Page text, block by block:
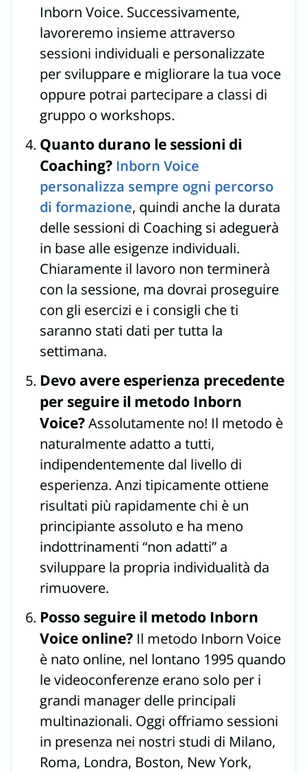
Inborn Voice. Successivamente,
lavoreremo insieme attraverso
sessioni individuali e personalizzate
per sviluppare e migliorare la tua voce
oppure potrai partecipare a classi di
gruppo o workshops.
Quanto durano le sessioni di
Coaching? Inborn Voice
personalizza sempre ogni percorso
di formazione, quindi anche la durata
delle sessioni di Coaching si adeguerà
in base alle esigenze individuali.
Chiaramente il lavoro non terminerà
con la sessione, ma dovrai proseguire
con gli esercizi e i consigli che ti
saranno stati dati per tutta la
settimana.
Devo avere esperienza precedente
per seguire il metodo Inborn
Voice?Assolutamente no! Il metodo è
naturalmente adatto a tutti,
indipendentemente dal livello di
esperienza. Anzi tipicamente ottiene
risultati più rapidamente chi è un
principiante assoluto e ha meno
indottrinamenti “non adatti” a
sviluppare la propria individualità da
rimuovere.
Posso seguire il metodo Inborn
Voice online? Il metodo Inborn Voice
è nato online, nel lontano 1995 quando
le videoconferenze erano solo per i
grandi manager delle principali
multinazionali. Oggi offriamo sessioni
in presenza nei nostri studi di Milano,
Roma, Londra, Boston, New York,